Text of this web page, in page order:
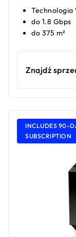
Technologia
do 1.8 Gbps
do 375 m²
Znajdź
INCLUDES 90-
SUBSCRIPTION